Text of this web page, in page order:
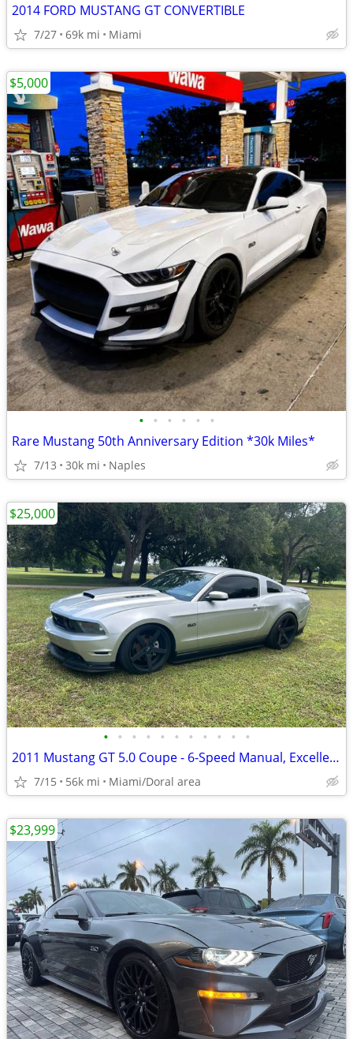
2014 FORD MUSTANG GT CONVERTIBLE
7/27 69k mi Miami
• • • • • •
Rare Mustang 50th Anniversary Edition *30k Miles*
7/13 30k mi Naples
$5,000
• • • • • • • • • • •
2011 Mustang GT 5.0 Coupe - 6-Speed Manual, Excellent Condition
7/15 56k mi Miami/Doral area
$25,000
$23,999